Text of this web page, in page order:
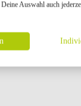
}} von {{
Auswahl auch